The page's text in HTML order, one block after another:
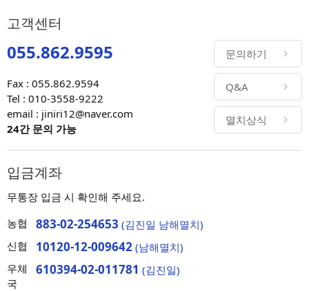
고객센터
055.862.9595
Fax : 055.862.9594
Tel : 010-3558-9222
email : jiniri12@naver.com
24간 문의 가능
문의하기
Q&A
멸치상식
입금계좌
무통장 입금 시 확인해 주세요.
농협
883-02-254653 (김진일 남해멸치)
신협
10120-12-009642 (남해멸치)
우체
국
610394-02-011781 (김진일)